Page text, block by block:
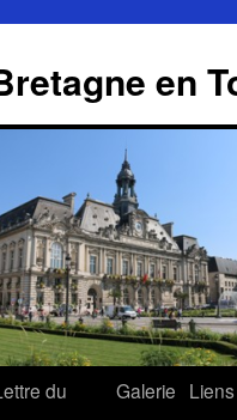
en
du
Galerie Liens